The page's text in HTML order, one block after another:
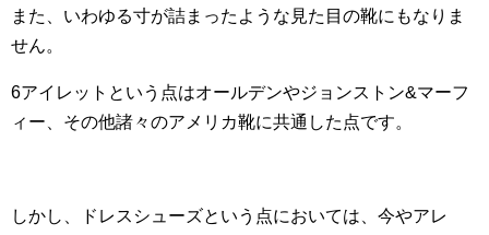
また、いわゆる寸が詰まったような見た目の靴にもなりま
せん。
6アイレットという点はオールデンやジョンストン&マーフ
ィー、その他諸々のアメリカ靴に共通した点です。
しかし、ドレスシューズという点においては、今やアレ